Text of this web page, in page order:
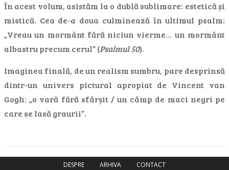
În acest volum, asistăm la o dublă sublimare: estetică și
mistică. Cea de-a doua culminează în ultimul psalm:
„Vreau un mormânt fără niciun vierme… un mormânt
albastru precum cerul” (Psalmul 50).
Imaginea finală, de un realism sumbru, pare desprinsă
dintr-un univers pictural apropiat de Vincent van
Gogh: „o vară fără sfârșit / un câmp de maci negri pe
care se lasă graurii”.
DESPRE ARHIVA CONTACT